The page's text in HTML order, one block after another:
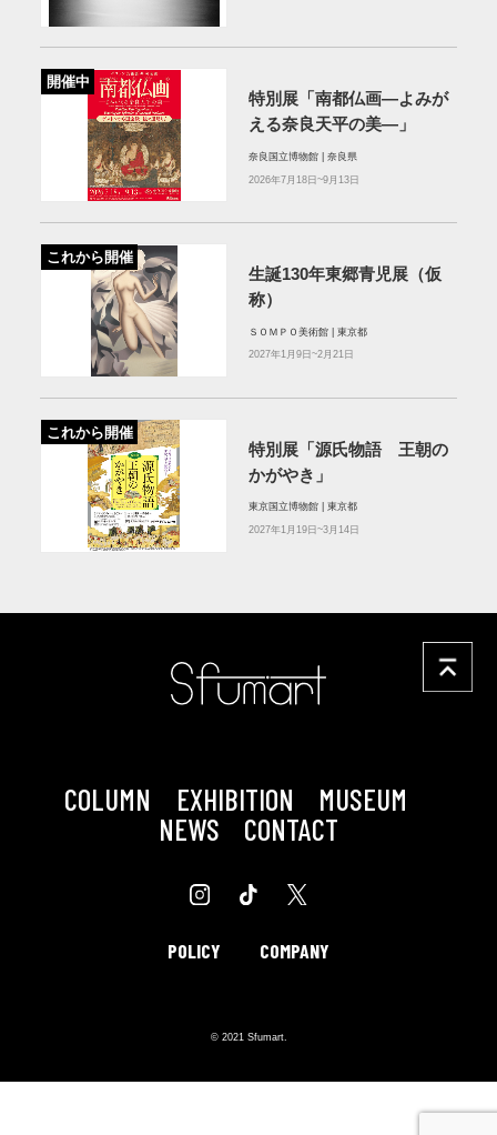
開催中
特別展「南都仏画―よみが
える奈良天平の美―」
奈良国立博物館 | 奈良県
2026年7月18日~9月13日
これから開催
生誕130年東郷青児展（仮
称）
ＳＯＭＰＯ美術館 | 東京都
2027年1月9日~2月21日
これから開催
特別展「源氏物語 王朝の
かがやき」
東京国立博物館 | 東京都
2027年1月19日~3月14日
COLUMN EXHIBITION
MUSEUM
NEWS
CONTACT
POLICY COMPANY
© 2021 Sfumart.